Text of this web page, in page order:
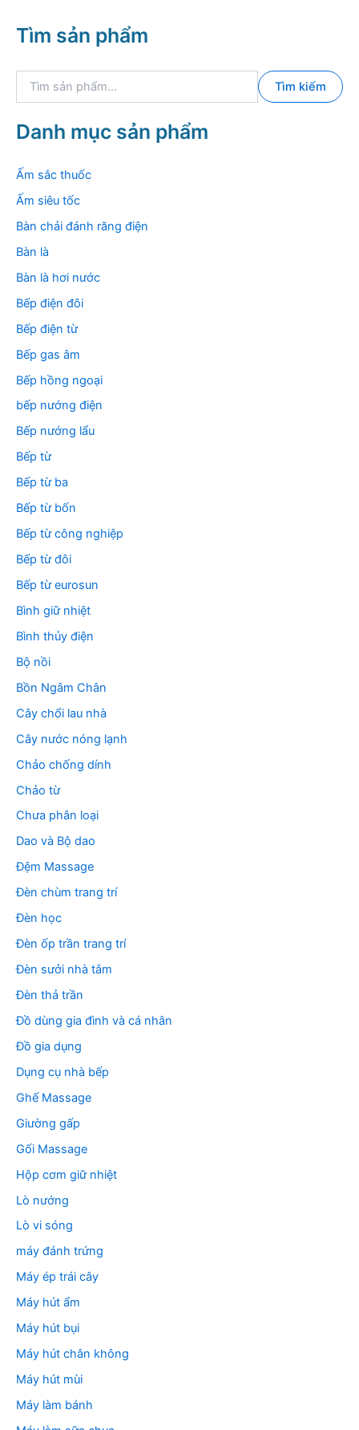
Tìm sản phẩm
k
i
m
Tìm kiếm
Danh mục sản phẩm
Ấm sắc thuốc
Ấm siêu tốc
Bàn chải đánh răng điện
Bàn là
Bàn là hơi nước
Bếp điện đôi
Bếp điện từ
Bếp gas âm
Bếp hồng ngoại
bếp nướng điện
Bếp nướng lẩu
Bếp từ
Bếp từ ba
Bếp từ bốn
Bếp từ công nghiệp
Bếp từ đôi
Bếp từ eurosun
Bình giữ nhiệt
Bình thủy điện
Bộ nồi
Bồn Ngâm Chân
Cây chổi lau nhà
Cây nước nóng lạnh
Chảo chống dính
Chảo từ
Chưa phân loại
Dao và Bộ dao
Đệm Massage
Đèn chùm trang trí
Đèn học
Đèn ốp trần trang trí
Đèn sưởi nhà tắm
Đèn thả trần
Đồ dùng gia đình và cá nhân
Đồ gia dụng
Dụng cụ nhà bếp
Ghế Massage
Giường gấp
Gối Massage
Hộp cơm giữ nhiệt
Lò nướng
Lò vi sóng
máy đánh trứng
Máy ép trái cây
Máy hút ẩm
Máy hút bụi
Máy hút chân không
Máy hút mùi
Máy làm bánh